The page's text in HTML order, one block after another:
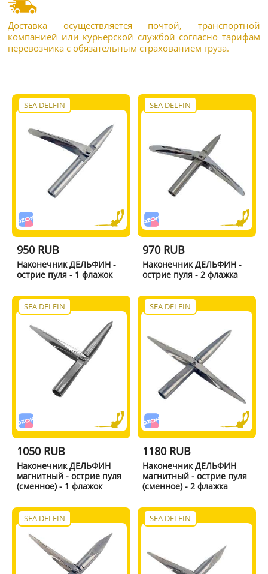
Доставка осуществляется почтой, транспортной
компанией или курьерской службой согласно тарифам
перевозчика с обязательным страхованием груза.
SEA DELFIN
950 RUB
Наконечник ДЕЛЬФИН -
острие пуля - 1 флажок
SEA DELFIN
970 RUB
Наконечник ДЕЛЬФИН -
острие пуля - 2 флажка
SEA DELFIN
1050 RUB
Наконечник ДЕЛЬФИН
магнитный - острие пуля
(сменное) - 1 флажок
SEA DELFIN
1180 RUB
Наконечник ДЕЛЬФИН
магнитный - острие пуля
(сменное) - 2 флажка
SEA DELFIN SEA DELFIN